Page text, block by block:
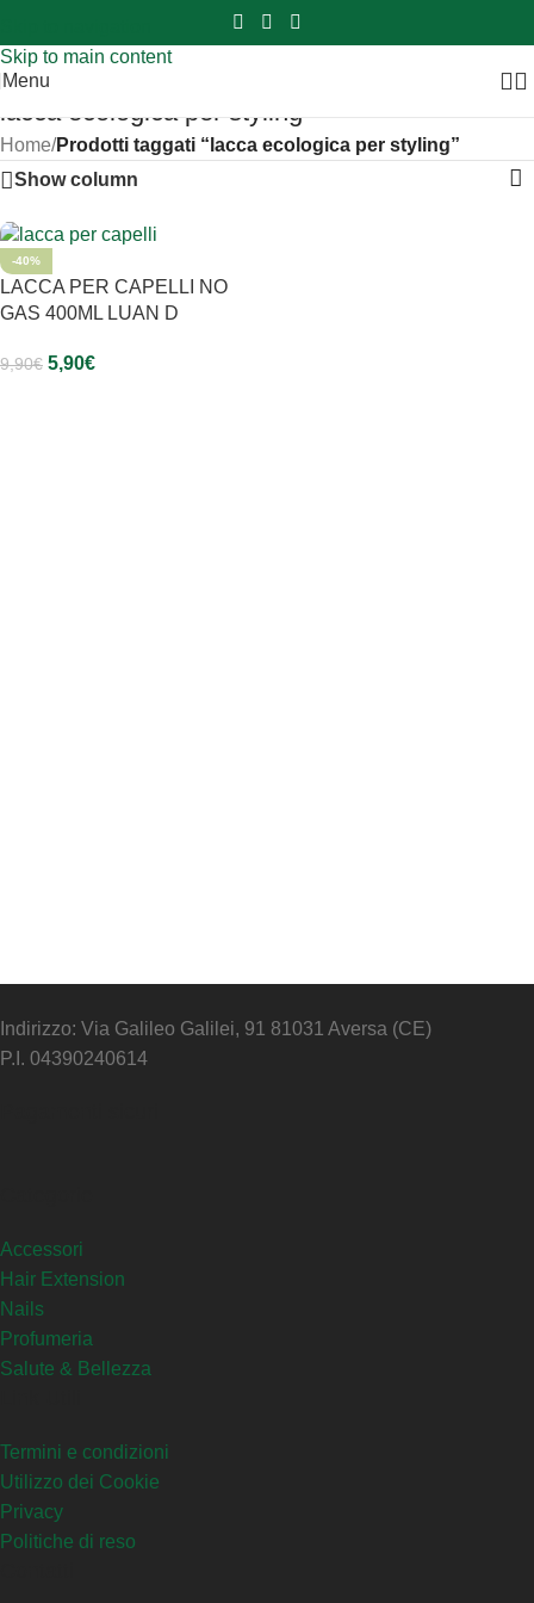
Skip to main content
Sei hai domande contattaci 📲3341056025 - 3886572748
Menu
lacca ecologica per styling
Home/Prodotti taggati “lacca ecologica per styling”
Show column
-40%
LACCA PER CAPELLI NO
GAS 400ML LUAN D
9,90€ 5,90€
Indirizzo: Via Galileo Galilei, 91 81031 Aversa (CE)
P.I. 04390240614
Accessori
Hair Extension
Nails
Profumeria
Salute & Bellezza
Termini e condizioni
Utilizzo dei Cookie
Privacy
Politiche di reso